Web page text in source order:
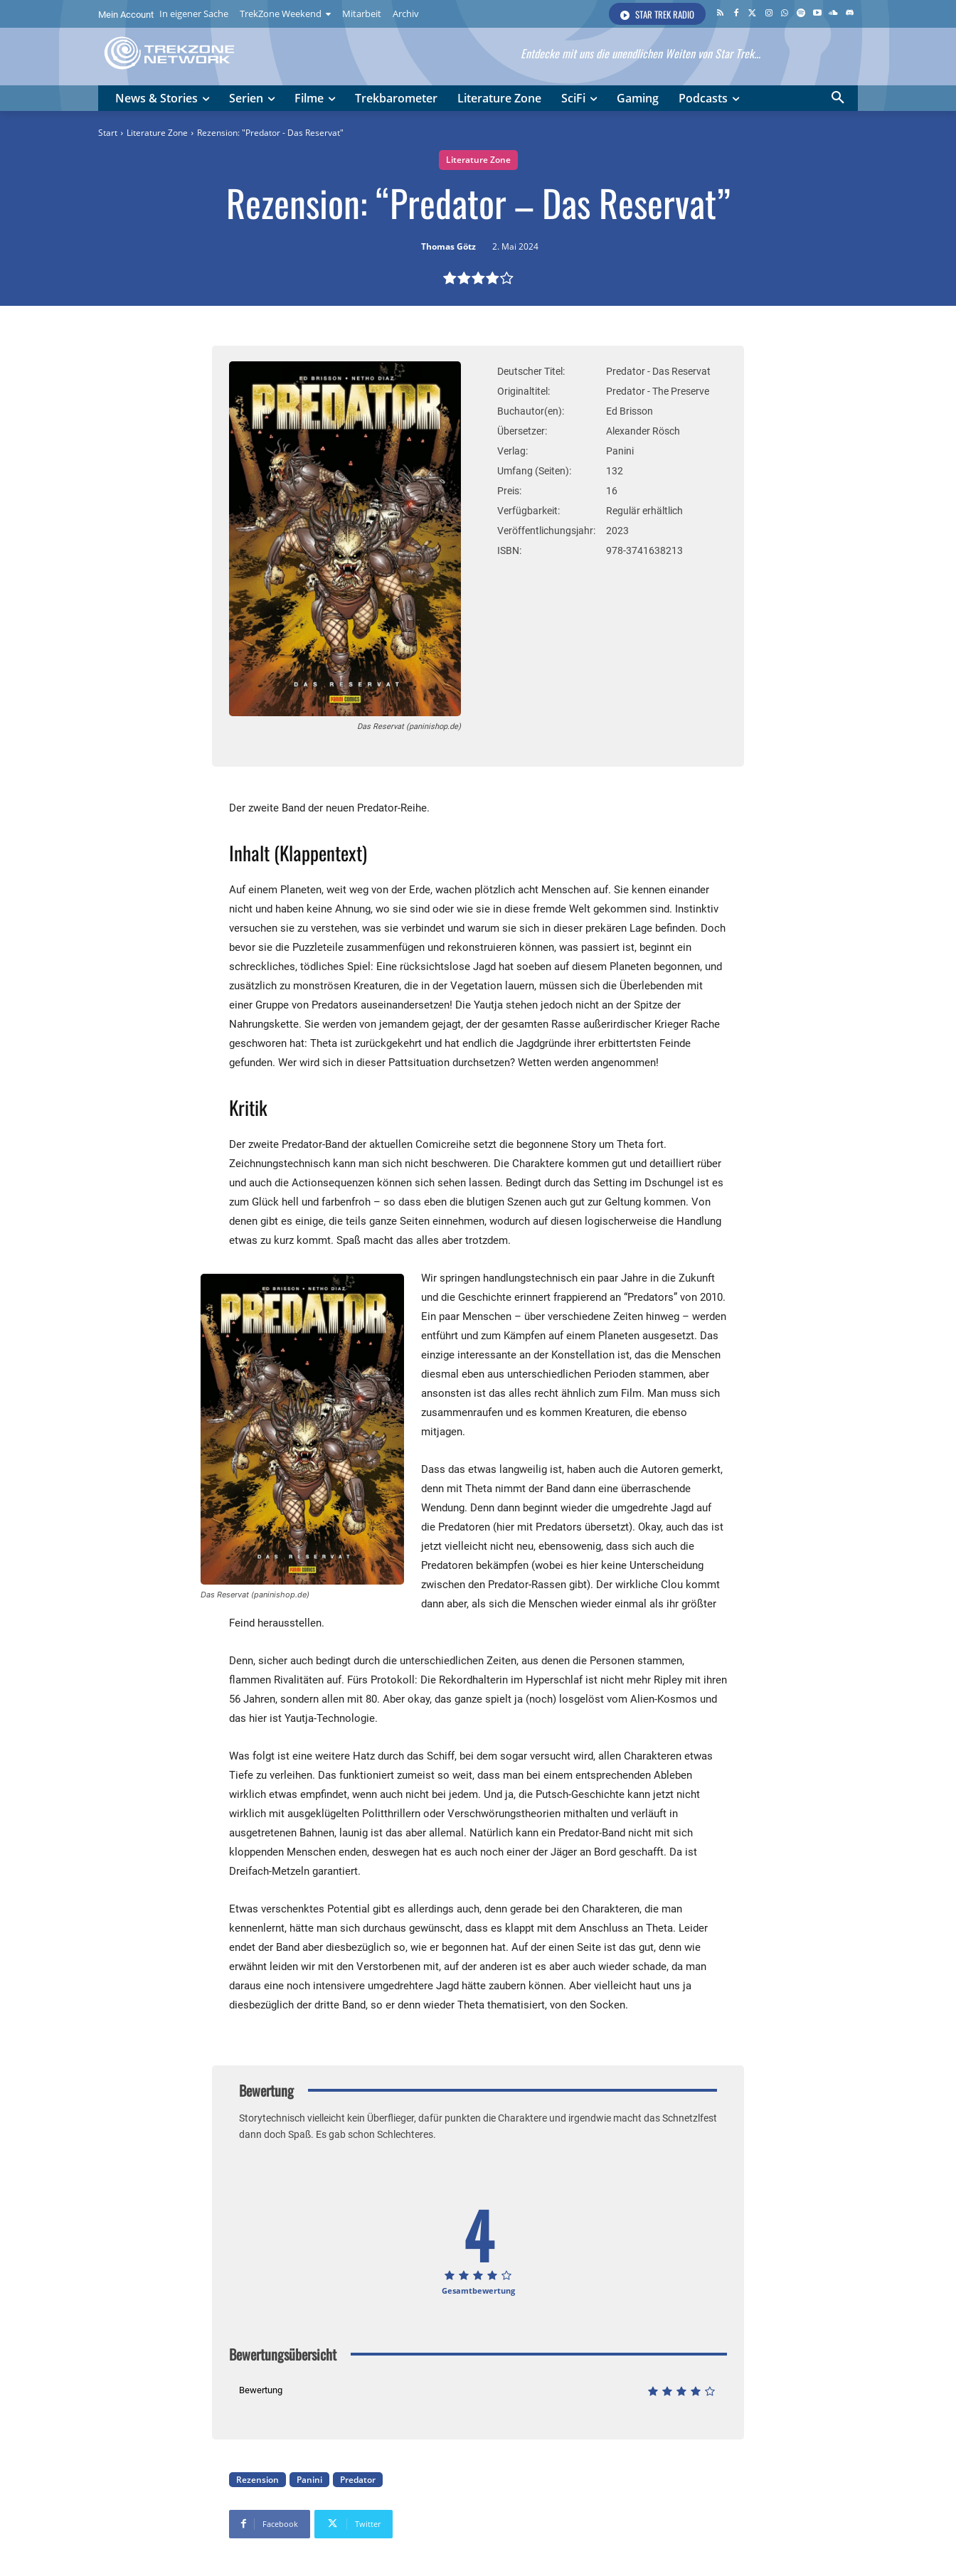
Mein Account In eigener Sache TrekZone Weekend Mitarbeit Archiv STAR TREK RADIO
Entdecke mit uns die unendlichen Weiten von Star Trek...
News & Stories Serien Filme Trekbarometer Literature Zone SciFi Gaming Podcasts
Start Literature Zone Rezension: "Predator - Das Reservat"
Literature Zone
Rezension: “Predator – Das Reservat”
Thomas Götz 2. Mai 2024
Das Reservat (paninishop.de)
Deutscher Titel:
Predator - Das Reservat
Originaltitel:
Predator - The Preserve
Buchautor(en):
Ed Brisson
Übersetzer:
Alexander Rösch
Verlag:
Panini
Umfang (Seiten):
132
Preis:
16
Verfügbarkeit:
Regulär erhältlich
Veröffentlichungsjahr:
2023
ISBN:
978-3741638213
Der zweite Band der neuen Predator-Reihe.
Inhalt (Klappentext)
Auf einem Planeten, weit weg von der Erde, wachen plötzlich acht Menschen auf. Sie kennen einander
nicht und haben keine Ahnung, wo sie sind oder wie sie in diese fremde Welt gekommen sind. Instinktiv
versuchen sie zu verstehen, was sie verbindet und warum sie sich in dieser prekären Lage befinden. Doch
bevor sie die Puzzleteile zusammenfügen und rekonstruieren können, was passiert ist, beginnt ein
schreckliches, tödliches Spiel: Eine rücksichtslose Jagd hat soeben auf diesem Planeten begonnen, und
zusätzlich zu monströsen Kreaturen, die in der Vegetation lauern, müssen sich die Überlebenden mit
einer Gruppe von Predators auseinandersetzen! Die Yautja stehen jedoch nicht an der Spitze der
Nahrungskette. Sie werden von jemandem gejagt, der der gesamten Rasse außerirdischer Krieger Rache
geschworen hat: Theta ist zurückgekehrt und hat endlich die Jagdgründe ihrer erbittertsten Feinde
gefunden. Wer wird sich in dieser Pattsituation durchsetzen? Wetten werden angenommen!
Kritik
Der zweite Predator-Band der aktuellen Comicreihe setzt die begonnene Story um Theta fort.
Zeichnungstechnisch kann man sich nicht beschweren. Die Charaktere kommen gut und detailliert rüber
und auch die Actionsequenzen können sich sehen lassen. Bedingt durch das Setting im Dschungel ist es
zum Glück hell und farbenfroh – so dass eben die blutigen Szenen auch gut zur Geltung kommen. Von
denen gibt es einige, die teils ganze Seiten einnehmen, wodurch auf diesen logischerweise die Handlung
etwas zu kurz kommt. Spaß macht das alles aber trotzdem.
Das Reservat (paninishop.de)
Wir springen handlungstechnisch ein paar Jahre in die Zukunft
und die Geschichte erinnert frappierend an “Predators” von 2010.
Ein paar Menschen – über verschiedene Zeiten hinweg – werden
entführt und zum Kämpfen auf einem Planeten ausgesetzt. Das
einzige interessante an der Konstellation ist, das die Menschen
diesmal eben aus unterschiedlichen Perioden stammen, aber
ansonsten ist das alles recht ähnlich zum Film. Man muss sich
zusammenraufen und es kommen Kreaturen, die ebenso
mitjagen.
Dass das etwas langweilig ist, haben auch die Autoren gemerkt,
denn mit Theta nimmt der Band dann eine überraschende
Wendung. Denn dann beginnt wieder die umgedrehte Jagd auf
die Predatoren (hier mit Predators übersetzt). Okay, auch das ist
jetzt vielleicht nicht neu, ebensowenig, dass sich auch die
Predatoren bekämpfen (wobei es hier keine Unterscheidung
zwischen den Predator-Rassen gibt). Der wirkliche Clou kommt
dann aber, als sich die Menschen wieder einmal als ihr größter
Feind herausstellen.
Denn, sicher auch bedingt durch die unterschiedlichen Zeiten, aus denen die Personen stammen,
flammen Rivalitäten auf. Fürs Protokoll: Die Rekordhalterin im Hyperschlaf ist nicht mehr Ripley mit ihren
56 Jahren, sondern allen mit 80. Aber okay, das ganze spielt ja (noch) losgelöst vom Alien-Kosmos und
das hier ist Yautja-Technologie.
Was folgt ist eine weitere Hatz durch das Schiff, bei dem sogar versucht wird, allen Charakteren etwas
Tiefe zu verleihen. Das funktioniert zumeist so weit, dass man bei einem entsprechenden Ableben
wirklich etwas empfindet, wenn auch nicht bei jedem. Und ja, die Putsch-Geschichte kann jetzt nicht
wirklich mit ausgeklügelten Politthrillern oder Verschwörungstheorien mithalten und verläuft in
ausgetretenen Bahnen, launig ist das aber allemal. Natürlich kann ein Predator-Band nicht mit sich
kloppenden Menschen enden, deswegen hat es auch noch einer der Jäger an Bord geschafft. Da ist
Dreifach-Metzeln garantiert.
Etwas verschenktes Potential gibt es allerdings auch, denn gerade bei den Charakteren, die man
kennenlernt, hätte man sich durchaus gewünscht, dass es klappt mit dem Anschluss an Theta. Leider
endet der Band aber diesbezüglich so, wie er begonnen hat. Auf der einen Seite ist das gut, denn wie
erwähnt leiden wir mit den Verstorbenen mit, auf der anderen ist es aber auch wieder schade, da man
daraus eine noch intensivere umgedrehtere Jagd hätte zaubern können. Aber vielleicht haut uns ja
diesbezüglich der dritte Band, so er denn wieder Theta thematisiert, von den Socken.
Bewertung
Storytechnisch vielleicht kein Überflieger, dafür punkten die Charaktere und irgendwie macht das Schnetzlfest
dann doch Spaß. Es gab schon Schlechteres.
4
Gesamtbewertung
Bewertungsübersicht
Bewertung
Rezension Panini Predator
Facebook Twitter